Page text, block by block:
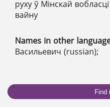
руху ў Мінскай
вайну
Names in other
Васильевич (russian);
Find